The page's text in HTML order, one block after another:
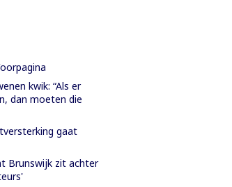
kwik: “Als er
dan moeten die
gaat
Brunswijk zit achter